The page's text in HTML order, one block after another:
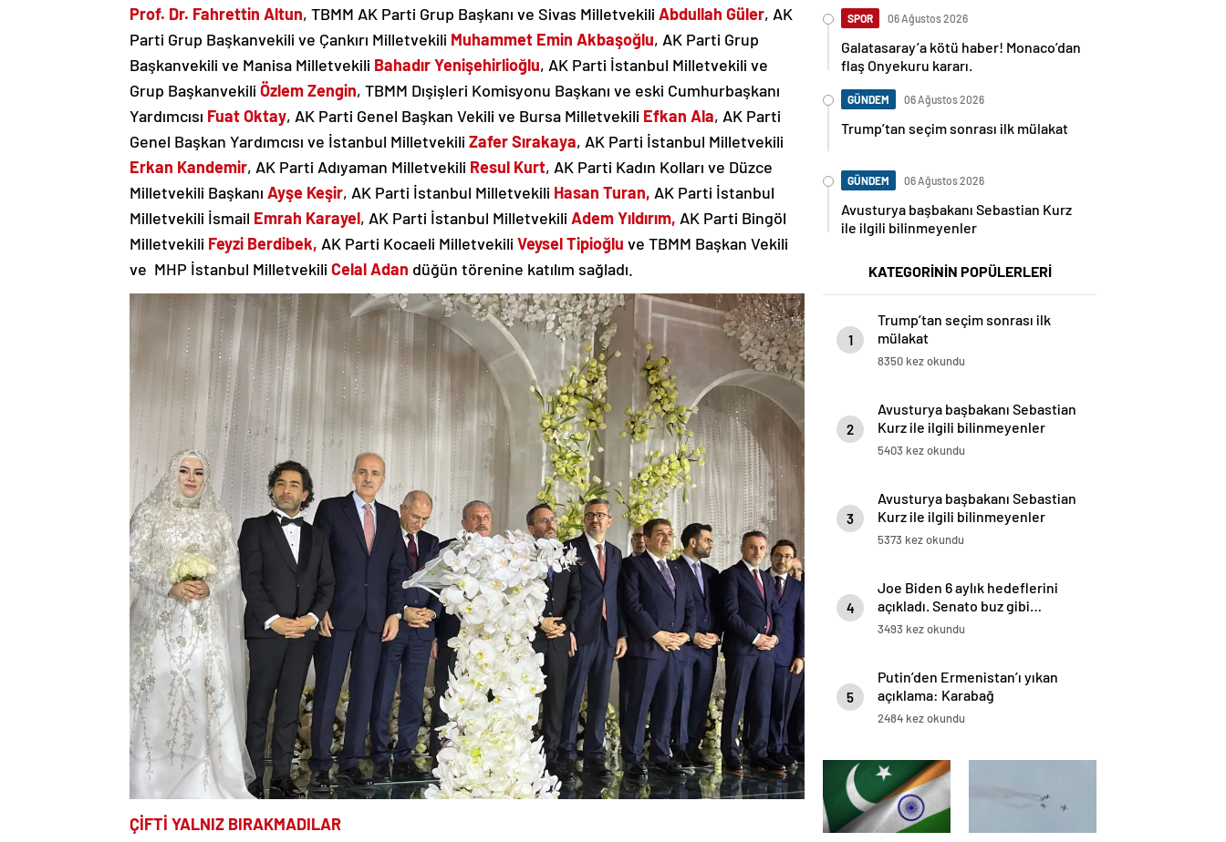
Prof. Dr. Fahrettin Altun, TBMM AK Parti Grup Başkanı ve Sivas Milletvekili Abdullah Güler, AK
Parti Grup Başkanvekili ve Çankırı Milletvekili Muhammet Emin Akbaşoğlu, AK Parti Grup
Başkanvekili ve Manisa Milletvekili Bahadır Yenişehirlioğlu, AK Parti İstanbul Milletvekili ve
Grup Başkanvekili Özlem Zengin, TBMM Dışişleri Komisyonu Başkanı ve eski Cumhurbaşkanı
Yardımcısı Fuat Oktay, AK Parti Genel Başkan Vekili ve Bursa Milletvekili Efkan Ala, AK Parti
Genel Başkan Yardımcısı ve İstanbul Milletvekili Zafer Sırakaya, AK Parti İstanbul Milletvekili
Erkan Kandemir, AK Parti Adıyaman Milletvekili Resul Kurt, AK Parti Kadın Kolları ve Düzce
Milletvekili Başkanı Ayşe Keşir, AK Parti İstanbul Milletvekili Hasan Turan, AK Parti İstanbul
Milletvekili İsmail Emrah Karayel, AK Parti İstanbul Milletvekili Adem Yıldırım, AK Parti Bingöl
Milletvekili Feyzi Berdibek, AK Parti Kocaeli Milletvekili Veysel Tipioğlu ve TBMM Başkan Vekili
ve MHP İstanbul Milletvekili Celal Adan düğün törenine katılım sağladı.
ÇİFTİ YALNIZ BIRAKMADILAR
SPOR 06 Ağustos 2026
Galatasaray’a kötü haber! Monaco’dan
flaş Onyekuru kararı.
GÜNDEM 06 Ağustos 2026
Trump’tan seçim sonrası ilk mülakat
GÜNDEM 06 Ağustos 2026
Avusturya başbakanı Sebastian Kurz
ile ilgili bilinmeyenler
KATEGORİNİN POPÜLERLERİ
1
Trump’tan seçim sonrası ilk
mülakat
8350 kez okundu
2
Avusturya başbakanı Sebastian
Kurz ile ilgili bilinmeyenler
5403 kez okundu
3
Avusturya başbakanı Sebastian
Kurz ile ilgili bilinmeyenler
5373 kez okundu
4
Joe Biden 6 aylık hedeflerini
açıkladı. Senato buz gibi…
3493 kez okundu
5
Putin’den Ermenistan’ı yıkan
açıklama: Karabağ
Azerbaycan’ın ayrılmaz bir
2484 kez okundu